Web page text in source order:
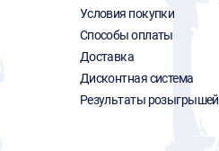
Условия покупки
Способы оплаты
Доставка
Дисконтная система
Результаты розыгрышей